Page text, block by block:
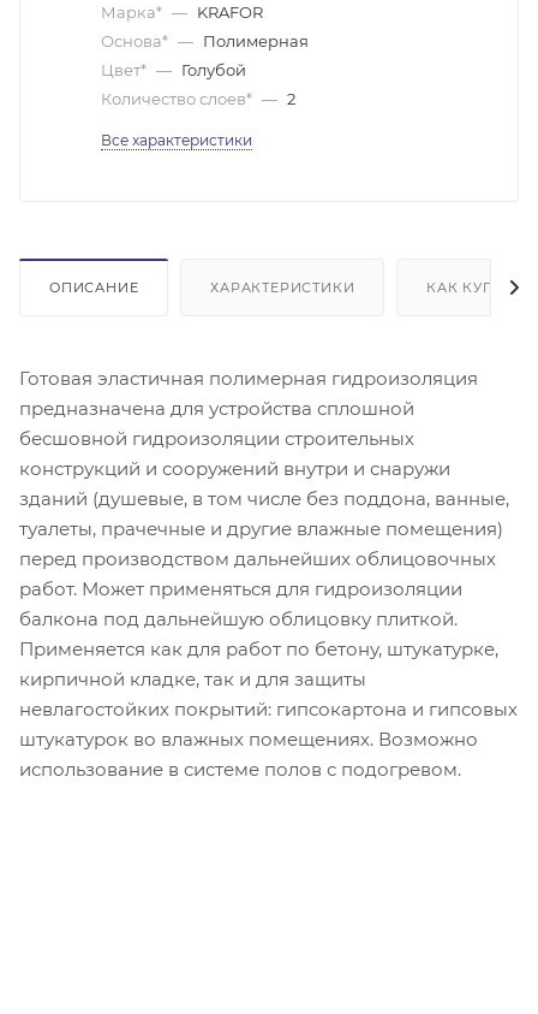
Марка* — KRAFOR
Основа* — Полимерная
Цвет* — Голубой
Количество слоев* — 2
Все характеристики
ОПИСАНИЕ ХАРАКТЕРИСТИКИ КАК КУПИТЬ
Готовая эластичная полимерная гидроизоляция
предназначена для устройства сплошной
бесшовной гидроизоляции строительных
конструкций и сооружений внутри и снаружи
зданий (душевые, в том числе без поддона, ванные,
туалеты, прачечные и другие влажные помещения)
перед производством дальнейших облицовочных
работ. Может применяться для гидроизоляции
балкона под дальнейшую облицовку плиткой.
Применяется как для работ по бетону, штукатурке,
кирпичной кладке, так и для защиты
невлагостойких покрытий: гипсокартона и гипсовых
штукатурок во влажных помещениях. Возможно
использование в системе полов с подогревом.